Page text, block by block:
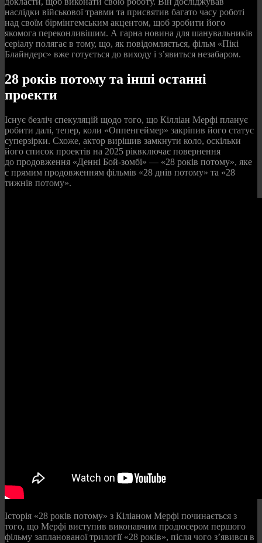
наслідки військової травми та присвятив багато часу роботі
над своїм бірмінгемським акцентом, щоб зробити його
якомога переконливішим. А гарна новина для шанувальників
серіалу полягає в тому, що, як повідомляється, фільм «Пікі
Блайндерс» вже готується до виходу і з’явиться незабаром.
28 років потому та інші останні
проекти
Існує безліч спекуляцій щодо того, що Кілліан Мерфі планує
робити далі, тепер, коли «Оппенгеймер» закріпив його статус
суперзірки. Схоже, актор вирішив замкнути коло, оскільки
його список проектів на 2025 ріквключає повернення
до продовження «Денні Бой-зомбі» — «28 років потому», яке
є прямим продовженням фільмів «28 днів потому» та «28
тижнів потому».
Історія «28 років потому» з Кіліаном Мерфі починається з
того, що Мерфі виступив виконавчим продюсером першого
фільму запланованої трилогії «28 років», після чого з’явився в